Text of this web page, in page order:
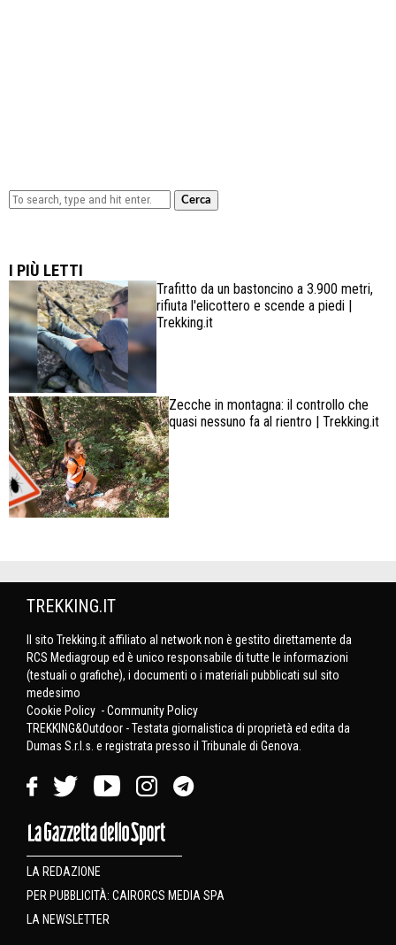
Cerca
I PIÙ LETTI
Trafitto da un bastoncino a 3.900 metri,
rifiuta l'elicottero e scende a piedi |
Trekking.it
Zecche in montagna: il controllo che
quasi nessuno fa al rientro | Trekking.it
TREKKING.IT
Il sito Trekking.it affiliato al network non è gestito direttamente da
RCS Mediagroup ed è unico responsabile di tutte le informazioni
(testuali o grafiche), i documenti o i materiali pubblicati sul sito
medesimo
Cookie Policy -Community Policy
TREKKING&Outdoor - Testata giornalistica di proprietà ed edita da
Dumas S.r.l.s. e registrata presso il Tribunale di Genova.
LA REDAZIONE
PER PUBBLICITÀ: CAIRORCS MEDIA SPA
LA NEWSLETTER